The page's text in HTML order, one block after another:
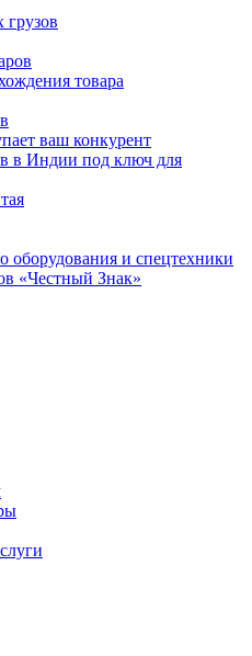
грузов
товара
ваш конкурент
в Индии под ключ для
оборудования и спецтехники
«Честный Знак»